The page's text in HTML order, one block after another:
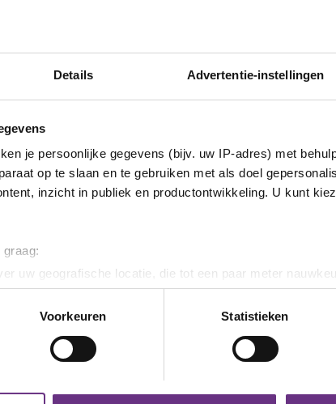
Details Advertentie-instellingen
je persoonlijke gegevens (bijv. uw IP-adres) met
op te slaan en te gebruiken met als doel
inzicht in publiek en productontwikkeling. U kunt
uw geografische locatie, die tot een paar meter
door het actief te scannen op specifieke eigenschappen
gegevens worden verwerkt en stel uw voorkeuren in
of intrekken in de Cookieverklaring.
delen we informatie over uw gebruik van onze site met
Voorkeuren Statistieken
Ze kunnen ook